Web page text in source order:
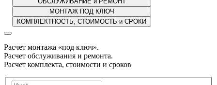
Расчет монтажа «под ключ».
Расчет обслуживания и ремонта.
Расчет комплекта, стоимости и сроков